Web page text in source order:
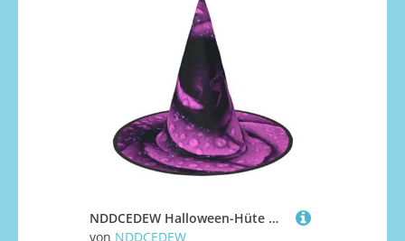
NDDCEDEW Halloween-Hüte mit violettem Rosen-Druck, Hexen-Zauberer-Hüte für Feste, Cosplay
von NDDCEDEW